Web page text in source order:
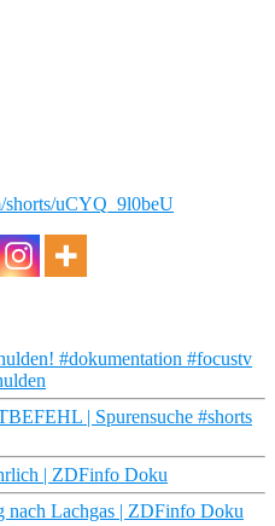
uCYQ_9l0beU
#dokumentation #focustv
| Spurensuche #shorts
| ZDFinfo Doku
nach Lachgas | ZDFinfo Doku